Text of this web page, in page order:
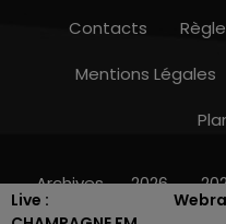
Live :
10h00 - 14h00
Contacts
Mentions Légales
Archives 2026